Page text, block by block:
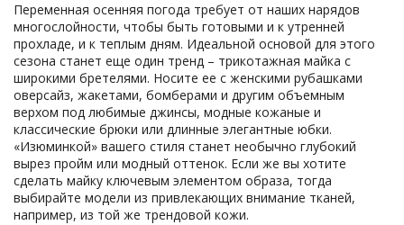
Переменная осенняя погода требует от наших нарядов
многослойности, чтобы быть готовыми и к утренней
прохладе, и к теплым дням. Идеальной основой для этого
сезона станет еще один тренд – трикотажная майка с
широкими бретелями. Носите ее с женскими рубашками
оверсайз, жакетами, бомберами и другим объемным
верхом под любимые джинсы, модные кожаные и
классические брюки или длинные элегантные юбки.
«Изюминкой» вашего стиля станет необычно глубокий
вырез пройм или модный оттенок. Если же вы хотите
сделать майку ключевым элементом образа, тогда
выбирайте модели из привлекающих внимание тканей,
например, из той же трендовой кожи.